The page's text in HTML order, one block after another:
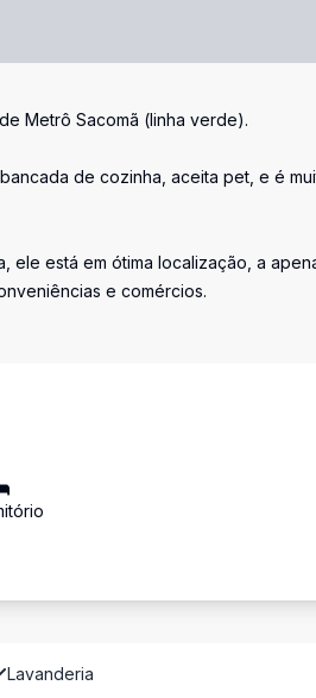
Metrô Sacomã (linha verde).
de cozinha, aceita pet, e é
está em ótima localização, a
e comércios.
Lavanderia